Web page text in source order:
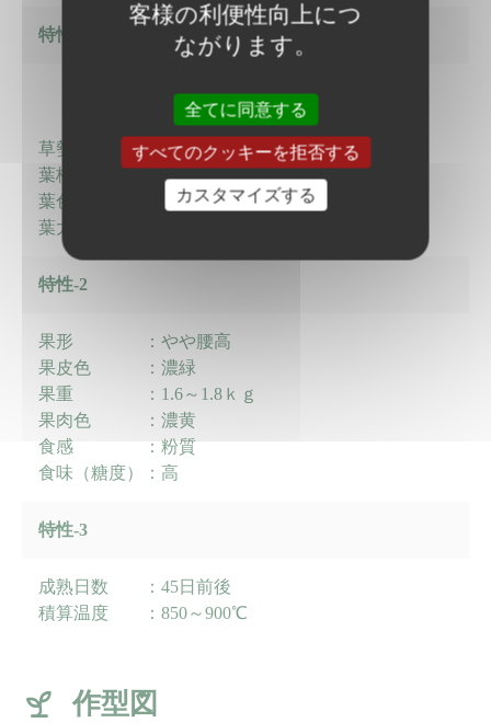
特性-1
草勢 ：やや弱
葉柄長 ：中
葉色 ：濃緑
葉大小 ：中大（欠刻有）
特性-2
果形 ：やや腰高
果皮色 ：濃緑
果重 ：1.6～1.8ｋｇ
果肉色 ：濃黄
食感 ：粉質
食味（糖度）：高
特性-3
成熟日数 ：45日前後
積算温度 ：850～900℃
作型図
客様の利便性向上につ
ながります。
全てに同意する
すべてのクッキーを拒否する
カスタマイズする